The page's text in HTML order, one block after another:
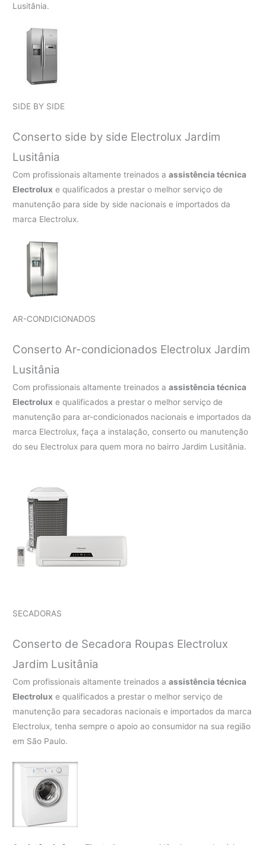
Lusitânia.
SIDE BY SIDE
Conserto side by side Electrolux Jardim
Lusitânia
Com profissionais altamente treinados aassistência técnica
Electrolux e qualificados a prestar o melhor serviço de
manutenção para side by side nacionais e importados da
marca Electrolux.
AR-CONDICIONADOS
Conserto Ar-condicionados Electrolux Jardim
Lusitânia
Com profissionais altamente treinados aassistência técnica
Electrolux e qualificados a prestar o melhor serviço de
manutenção para ar-condicionados nacionais e importados da
marca Electrolux, faça a instalação, conserto ou manutenção
do seu Electrolux para quem mora no bairro Jardim Lusitânia.
SECADORAS
Conserto de Secadora Roupas Electrolux
Jardim Lusitânia
Com profissionais altamente treinados aassistência técnica
Electrolux e qualificados a prestar o melhor serviço de
manutenção para secadoras nacionais e importados da marca
Electrolux, tenha sempre o apoio ao consumidor na sua região
em São Paulo.